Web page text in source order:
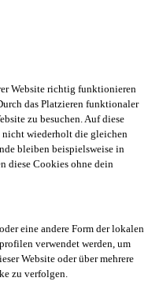
Website richtig funktionieren
das Platzieren funktionaler
zu besuchen. Auf diese
nicht wiederholt die gleichen
bleiben beispielsweise in
diese Cookies ohne dein
eine andere Form der lokalen
verwendet werden, um
Website oder über mehrere
zu verfolgen.